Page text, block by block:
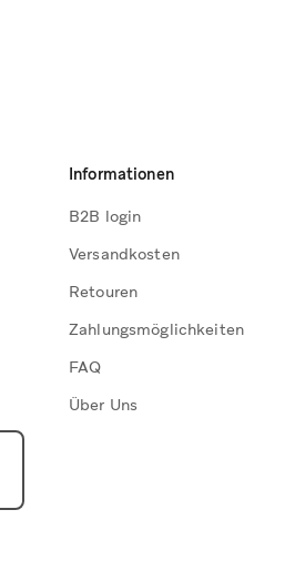
Informationen
B2B login
Versandkosten
Retouren
Zahlungsmöglichkeiten
FAQ
Über Uns